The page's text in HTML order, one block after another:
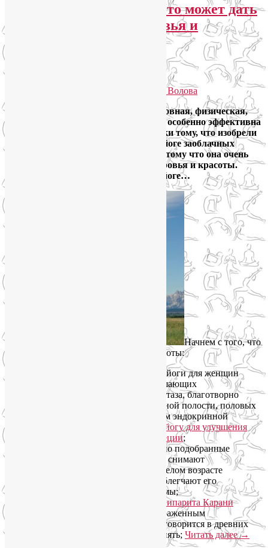
Йога для женщин, или Что может дать
йога для женского здоровья и
Лия Волова
Йога – универсальная практика. Духовная, физическая,
психологическая… Но все знают, что особенно эффективна
йога для женщин. Несмотря и вопреки тому, что изобрели
йогу мужчины. Они же достигают в йоге заоблачных
высот. И все же йога для женщин, потому что она очень
многое может дать для женского здоровья и красоты.
Итак, сегодня поговорим о женской йоге…
Начнем с того, что
дает йога для женского здоровья и красоты:
специализированные комплексы йоги для женщин
включают множество асан, улучшающих
кровообращение органов малого таза, благотворно
влияя на здоровье органов брюшной полости, половых
органов, половых желез и в целом эндокринной
йогу для улучшения
функций желез внутренней секреции;
определенные асаны и специально подобранные
последовательности упражнений снимают
менструальные боли, а в более зрелом возрасте
отодвигают начало климакса и облегчают его
неизбежные неприятные симптомы;
Випарита Карани
, известны своим ярко выраженным
омолаживающим эффектом, как говорится в древних
текстах, они запускают время вспять; Читать далее→